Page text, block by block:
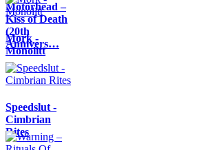
Motörhead –
Kiss of Death
(20th
Annivers…
Mork -
Monolitt
Speedslut -
Cimbrian
Rites